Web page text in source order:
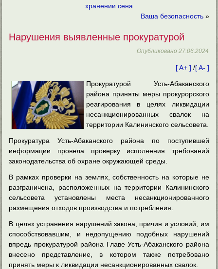
хранении сена
Ваша безопасность»
Нарушения выявленные прокуратурой
Опубликовано 27.06.2024
[ A+ ] /[ A- ]
Прокуратурой Усть-Абаканского
района приняты меры прокурорского
реагирования в целях ликвидации
несанкционированных свалок на
территории Калининского сельсовета.
Прокуратура Усть-Абаканского района по поступившей
информации провела проверку исполнения требований
законодательства об охране окружающей среды.
В рамках проверки на землях, собственность на которые не
разграничена, расположенных на территории Калининского
сельсовета установлены места несанкционированного
размещения отходов производства и потребления.
В целях устранения нарушений закона, причин и условий, им
способствовавшим, и недопущению подобных нарушений
впредь прокуратурой района Главе Усть-Абаканского района
внесено представление, в котором также потребовано
принять меры к ликвидации несанкционированных свалок.